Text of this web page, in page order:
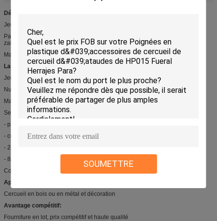
SOUMETTRE
Détail rapide:
Jeu de barres oscillantes SL007
Panneau en plastique et capuchon de tuyau avec barre en acier et pattes en
zamak
Max levage 300 kg
La description:
Jeu de barres oscillantes SL007
Numéro de modèle: SL007
Matériau: recyclage PP ou ABS avec barre en acier et cornes en zamak
Set comprenant: 2pcs de 38cm manche court et 2pcs de 174cm barre longue
- panneau en plastique 8pcs
- cornes de zamak 16pcs
- 2pcs longue barre de fer et 2pcs courte barre de fer
- 8pcs extrémité en plastique
Couleur: or, argent ou bronze
Applications:
Cercueil en bois ou en métal et décoration
Avantage compétitif:
Fourniture en lot, prix compétitif et haute qualité